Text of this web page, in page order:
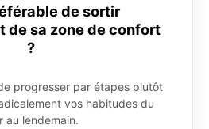
de sortir
de sa zone de confort
?
progresser par étapes plutôt
vos habitudes du
au lendemain.